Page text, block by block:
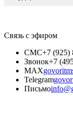
Связь с эфиром
СМС+7 (925)
Звонок+7
MAX
Telegram
Письмо